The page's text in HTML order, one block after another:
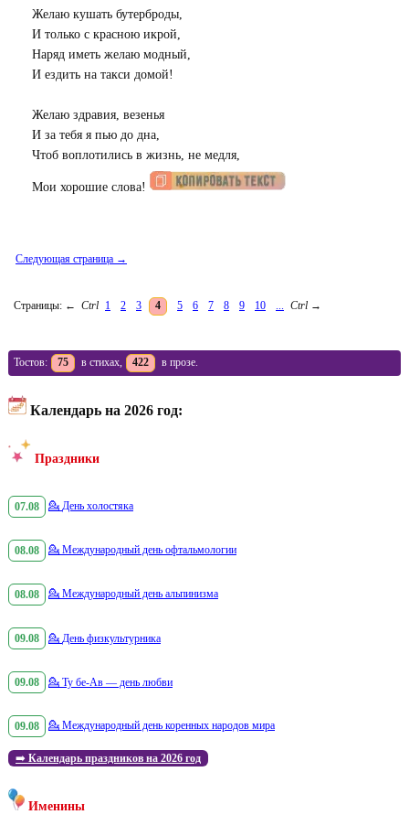
Желаю кушать бутерброды,
И только с красною икрой,
Наряд иметь желаю модный,
И ездить на такси домой!
Желаю здравия, везенья
И за тебя я пью до дна,
Чтоб воплотились в жизнь, не медля,
Мои хорошие слова!
Следующая страница →
Страницы: ← Ctrl 1 2 3 4 5 6 7 8 9 10 ... Ctrl →
Тостов: 75 в стихах, 422 в прозе.
Календарь на 2026 год:
Праздники
07.08 💁 День холостяка
08.08 💁 Международный день офтальмологии
08.08 💁 Международный день альпинизма
09.08 💁 День физкультурника
09.08 💁 Ту бе-Ав — день любви
09.08 💁 Международный день коренных народов мира
➡️ Календарь праздников на 2026 год
Именины